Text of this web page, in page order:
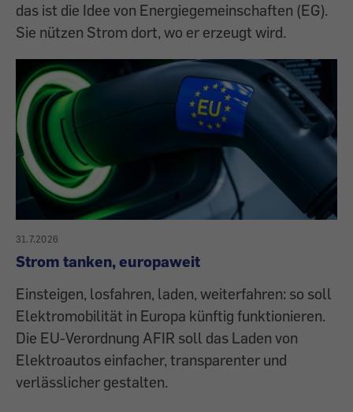
das ist die Idee von Energiegemeinschaften (EG).
Sie nützen Strom dort, wo er erzeugt wird.
31.7.2026
Strom tanken, europaweit
Einsteigen, losfahren, laden, weiterfahren: so soll
Elektromobilität in Europa künftig funktionieren.
Die EU-Verordnung AFIR soll das Laden von
Elektroautos einfacher, transparenter und
verlässlicher gestalten.